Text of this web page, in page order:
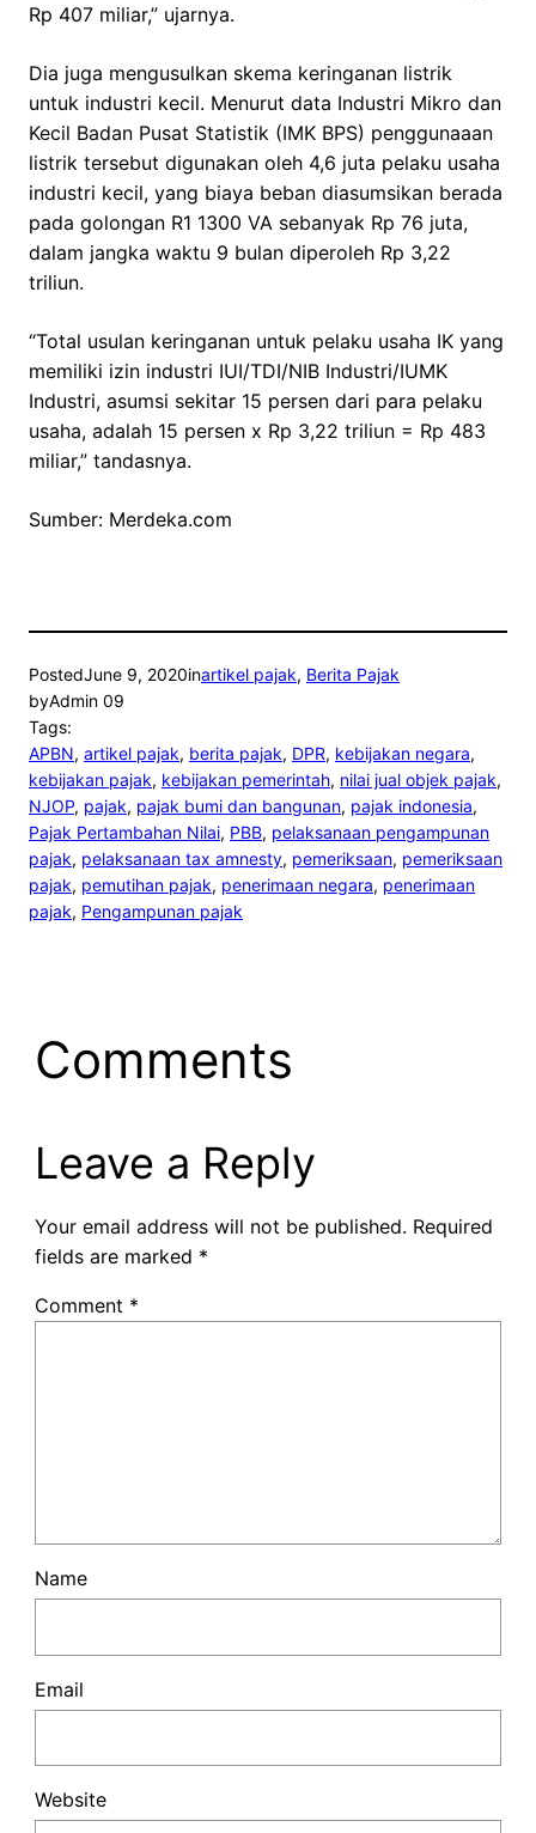
Rp 407 miliar,” ujarnya.
Dia juga mengusulkan skema keringanan listrik
untuk industri kecil. Menurut data Industri Mikro dan
Kecil Badan Pusat Statistik (IMK BPS) penggunaaan
listrik tersebut digunakan oleh 4,6 juta pelaku usaha
industri kecil, yang biaya beban diasumsikan berada
pada golongan R1 1300 VA sebanyak Rp 76 juta,
dalam jangka waktu 9 bulan diperoleh Rp 3,22
triliun.
“Total usulan keringanan untuk pelaku usaha IK yang
memiliki izin industri IUI/TDI/NIB Industri/IUMK
Industri, asumsi sekitar 15 persen dari para pelaku
usaha, adalah 15 persen x Rp 3,22 triliun = Rp 483
miliar,” tandasnya.
Sumber: Merdeka.com
PostedJune 9, 2020inartikel pajak, Berita Pajak
byAdmin 09
Tags:
APBN, artikel pajak, berita pajak, DPR, kebijakan negara
kebijakan pajak, kebijakan pemerintah, nilai jual objek pajak
NJOP, pajak, pajak bumi dan bangunan, pajak indonesia
Pajak Pertambahan Nilai, PBB, pelaksanaan pengampunan
pajak, pelaksanaan tax amnesty, pemeriksaan, pemeriksaan
pajak, pemutihan pajak, penerimaan negara, penerimaan
pajak, Pengampunan pajak
Comments
Leave a Reply
Your email address will not be published. Required
fields are marked *
Comment *
Name
Email
Website